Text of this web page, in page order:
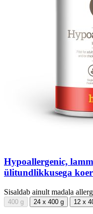
Hypoallergenic,
ülitundlikkusega
Sisaldab ainult madala
400 g 24 x 400 g 12 x